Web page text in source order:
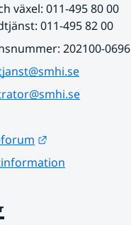
växel: 011-495 80 00
011-495 82 00
202100-0696